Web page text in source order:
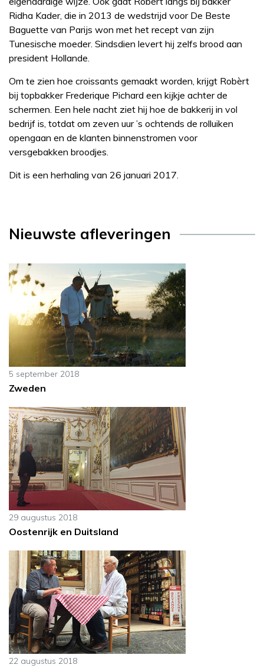
Ridha Kader, die in 2013 de wedstrijd voor De Beste
Baguette van Parijs won met het recept van zijn
Tunesische moeder. Sindsdien levert hij zelfs brood aan
president Hollande.
Om te zien hoe croissants gemaakt worden, krijgt Robèrt
bij topbakker Frederique Pichard een kijkje achter de
schermen. Een hele nacht ziet hij hoe de bakkerij in vol
bedrijf is, totdat om zeven uur ’s ochtends de rolluiken
opengaan en de klanten binnenstromen voor
versgebakken broodjes.
Dit is een herhaling van 26 januari 2017.
Nieuwste afleveringen
5 september 2018
Zweden
29 augustus 2018
Oostenrijk en Duitsland
22 augustus 2018